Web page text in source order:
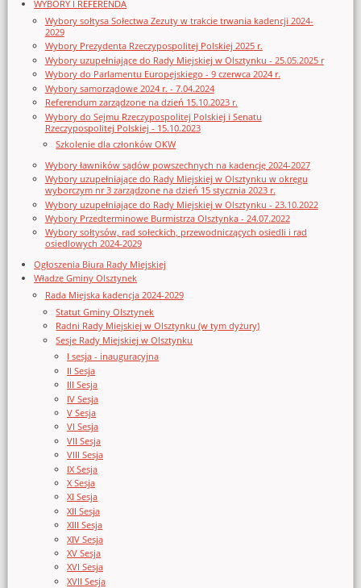
WYBORY I REFERENDA
Wybory sołtysa Sołectwa Zezuty w trakcie trwania kadencji 2024-
2029
Wybory Prezydenta Rzeczypospolitej Polskiej 2025 r.
Wybory uzupełniające do Rady Miejskiej w Olsztynku - 25.05.2025 r
Wybory do Parlamentu Europejskiego - 9 czerwca 2024 r.
Wybory samorządowe 2024 r. - 7.04.2024
Referendum zarządzone na dzień 15.10.2023 r.
Wybory do Sejmu Rzeczypospolitej Polskiej i Senatu
Rzeczypospolitej Polskiej - 15.10.2023
Szkolenie dla członków OKW
Wybory ławników sądów powszechnych na kadencję 2024-2027
Wybory uzupełniające do Rady Miejskiej w Olsztynku w okręgu
wyborczym nr 3 zarządzone na dzień 15 stycznia 2023 r.
Wybory uzupełniające do Rady Miejskiej w Olsztynku - 23.10.2022
Wybory Przedterminowe Burmistrza Olsztynka - 24.07.2022
Wybory sołtysów, rad sołeckich, przewodniczących osiedli i rad
osiedlowych 2024-2029
Ogłoszenia Biura Rady Miejskiej
Władze Gminy Olsztynek
Rada Miejska kadencja 2024-2029
Statut Gminy Olsztynek
Radni Rady Miejskiej w Olsztynku (w tym dyżury)
Sesje Rady Miejskiej w Olsztynku
I sesja - inauguracyjna
II Sesja
III Sesja
IV Sesja
V Sesja
VI Sesja
VII Sesja
VIII Sesja
IX Sesja
X Sesja
XI Sesja
XII Sesja
XIII Sesja
XIV Sesja
XV Sesja
XVI Sesja
XVII Sesja